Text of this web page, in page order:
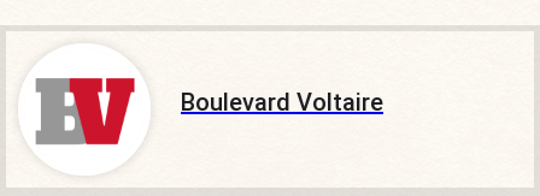
Boulevard Voltaire